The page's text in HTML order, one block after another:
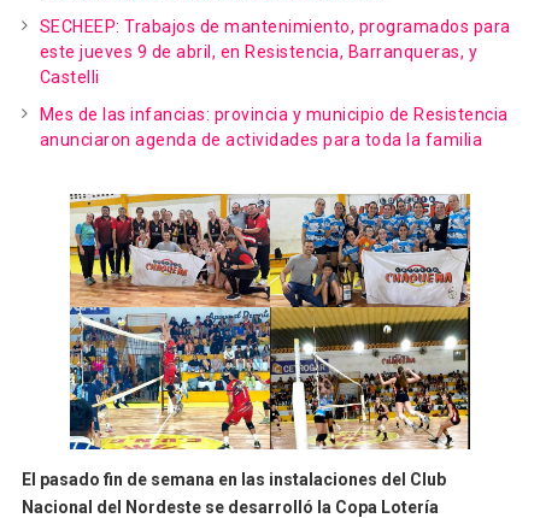
SECHEEP: Trabajos de mantenimiento, programados para
este jueves 9 de abril, en Resistencia, Barranqueras, y
Castelli
Mes de las infancias: provincia y municipio de Resistencia
anunciaron agenda de actividades para toda la familia
El pasado fin de semana en las instalaciones del Club
Nacional del Nordeste se desarrolló la Copa Lotería